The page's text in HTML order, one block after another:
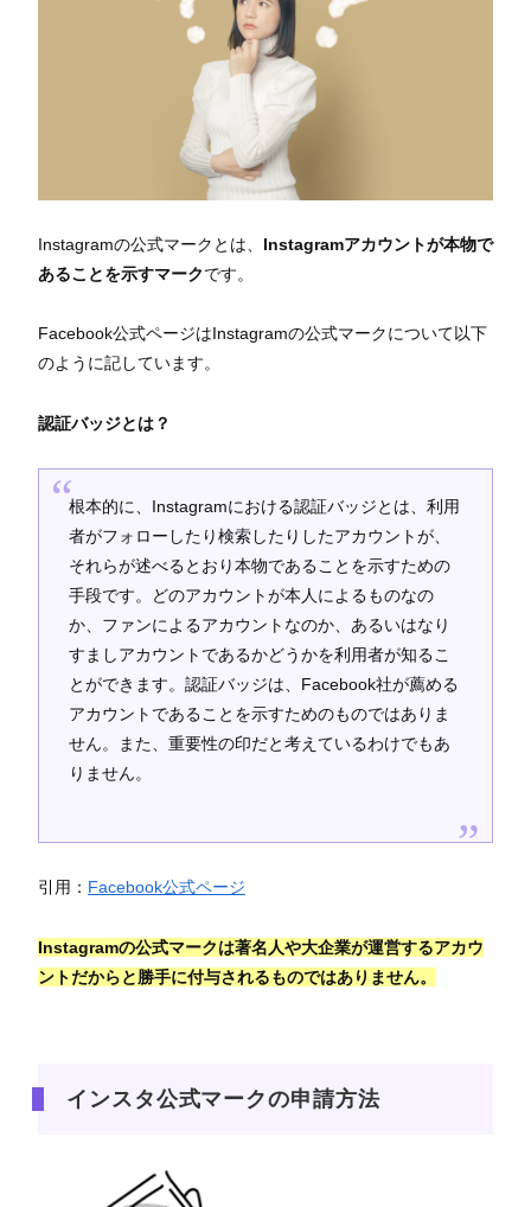
Instagramの公式マークとは、 Instagramアカウントが本物で
あることを示すマークです。
Facebook公式ページはInstagramの公式マークについて以下
のように記しています。
認証バッジとは？
根本的に、Instagramにおける認証バッジとは、利用
者がフォローしたり検索したりしたアカウントが、
それらが述べるとおり本物であることを示すための
手段です。どのアカウントが本人によるものなの
か、ファンによるアカウントなのか、あるいはなり
すましアカウントであるかどうかを利用者が知るこ
とができます。認証バッジは、Facebook社が薦める
アカウントであることを示すためのものではありま
せん。また、重要性の印だと考えているわけでもあ
りません。
引用： Facebook公式ページ
Instagramの公式マークは著名人や大企業が運営するアカウ
ントだからと勝手に付与されるものではありません。
インスタ公式マークの申請方法